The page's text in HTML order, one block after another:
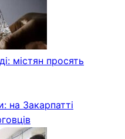
містян просять
на Закарпатті